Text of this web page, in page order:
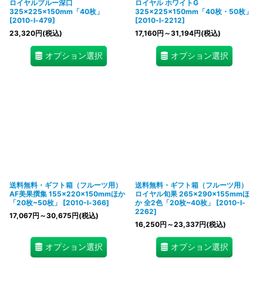
ロイヤルブルー深口
325×225×150mm「40枚」
[2010-l-479]
23,320円(税込)
オプション選択
ロイヤル ホワイトG
325×225×150mm「40枚・50枚」
[2010-l-2212]
17,160円 ～31,194円(税込)
オプション選択
送料無料・ギフト箱（フルーツ用）
AF美果撰集 155×220×150mmほか
「20枚~50枚」
[2010-l-366]
17,067円 ～30,675円(税込)
オプション選択
送料無料・ギフト箱（フルーツ用）
ロイヤル旬果 265×290×155mmほ
か 全2色「20枚~40枚」
[2010-l-
2262]
16,250円 ～23,337円(税込)
オプション選択